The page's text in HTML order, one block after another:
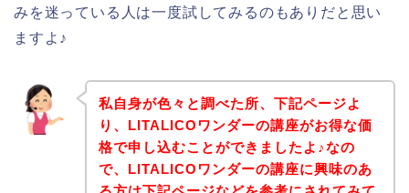
みを迷っている人は一度試してみるのもありだと思い
ますよ♪
私自身が色々と調べた所、下記ページよ
り、LITALICOワンダーの講座がお得な価
格で申し込むことができましたよ♪なの
で、LITALICOワンダーの講座に興味のあ